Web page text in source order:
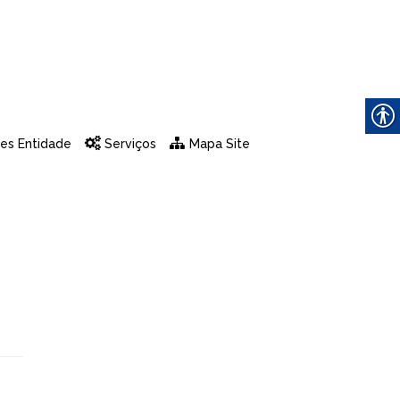
Entidade Serviços Mapa Site